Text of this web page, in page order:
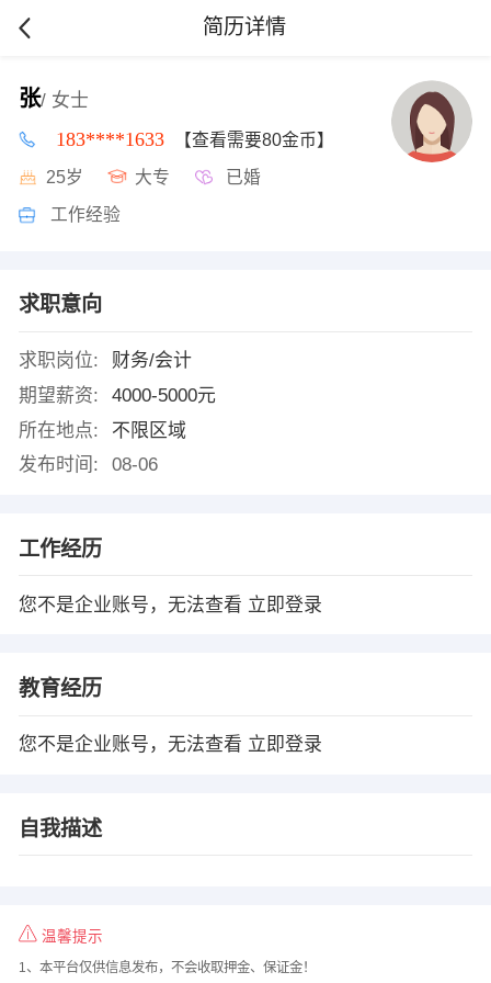
简历详情
张/ 女士
183****1633 【查看需要80金币】
25岁 大专 已婚
工作经验
求职意向
求职岗位:
财务/会计
期望薪资:
4000-5000元
所在地点:
不限区域
发布时间:
08-06
工作经历
您不是企业账号，无法查看 立即登录
教育经历
您不是企业账号，无法查看 立即登录
自我描述
温馨提示
1、本平台仅供信息发布，不会收取押金、保证金！